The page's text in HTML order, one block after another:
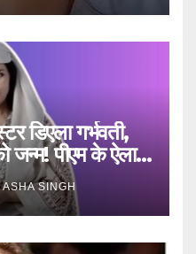
डिएला गर्भवती,
जन्‍म! पीएम के ऐलान
ASHA SINGH